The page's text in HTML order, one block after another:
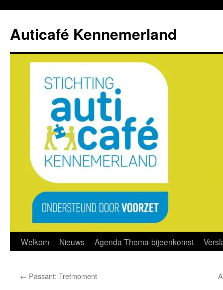
de
inhoud
Auticafé Kennemerland
Welkom Nieuws Agenda Thema-bijeenkomst
← Passant: Trefmoment